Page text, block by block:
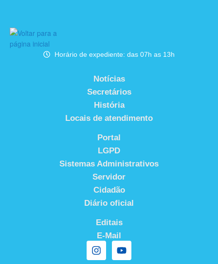
Horário de expediente: das 07h as 13h
Notícias
Secretários
História
Locais de atendimento
Portal
LGPD
Sistemas Administrativos
Servidor
Cidadão
Diário oficial
Editais
E-Mail